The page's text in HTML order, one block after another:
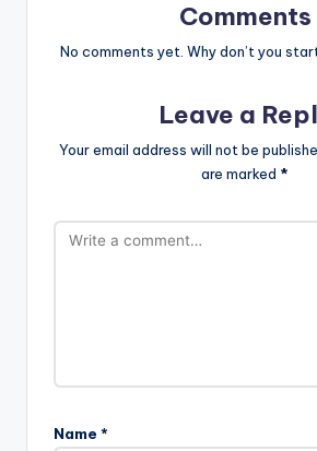
Comments
No comments yet. Why don’t you
Leave a
Your email address will not be
are marked *
Name *